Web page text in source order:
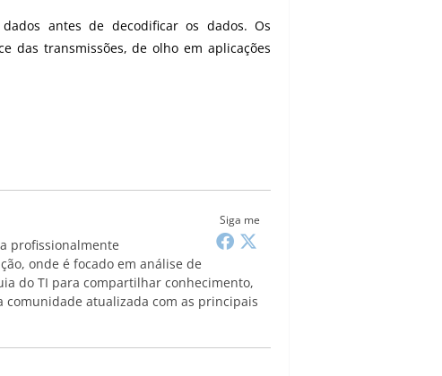
antes de decodificar os dados. Os
das transmissões, de olho em aplicações
Siga me
profissionalmente
onde é focado em análise de
do TI para compartilhar conhecimento,
atualizada com as principais